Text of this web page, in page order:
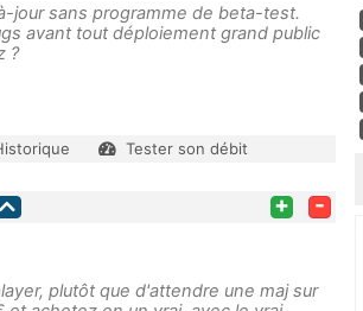
jour sans programme de beta-test.
avant tout déploiement grand public
?
Tester son débit
+ -
plutôt que d'attendre une maj sur